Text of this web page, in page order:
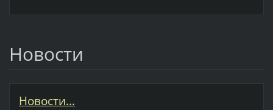
Новости
Новости...